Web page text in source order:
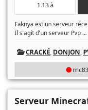
1.13 à
Faknya est un serveur
Il s'agit d'un serveur Pvp ...
CRACKÉ, DONJON,
Serveur